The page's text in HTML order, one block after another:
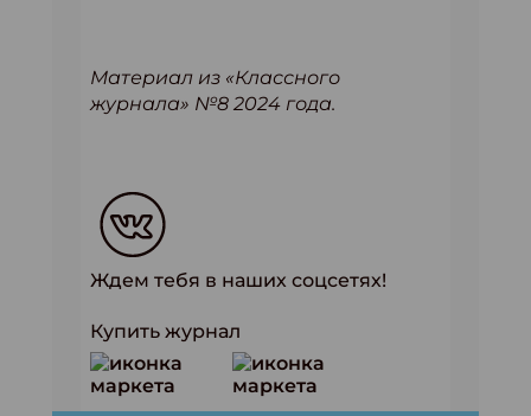
Материал из «Классного
журнала» №8 2024 года.
Ждем тебя в наших соцсетях!
Купить журнал